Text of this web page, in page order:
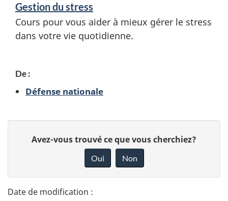
n
s
i
g
e
n
t
Gestion du stress
Cours pour vous aider à mieux gérer le stress
dans votre vie quotidienne.
De :
Défense nationale
t
a
n
Avez-vous trouvé ce que vous cherchiez?
Oui Non